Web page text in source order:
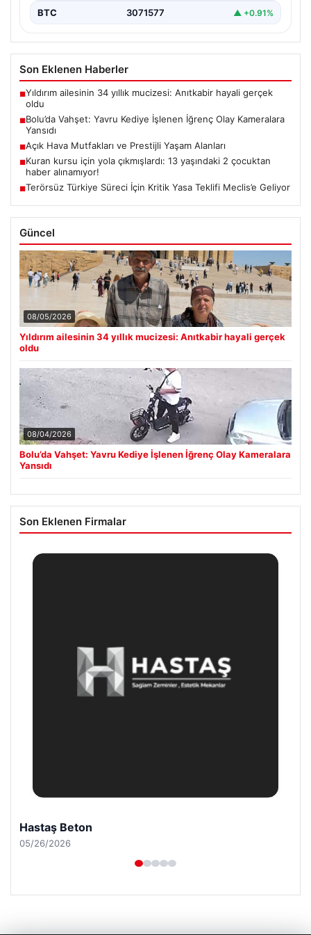
BTC 3071577 ▲ +0.91%
Son Eklenen Haberler
■Yıldırım ailesinin 34 yıllık mucizesi: Anıtkabir hayali gerçek
oldu
■Bolu’da Vahşet: Yavru Kediye İşlenen İğrenç Olay Kameralara
Yansıdı
■Açık Hava Mutfakları ve Prestijli Yaşam Alanları
■Kuran kursu için yola çıkmışlardı: 13 yaşındaki 2 çocuktan
haber alınamıyor!
■Terörsüz Türkiye Süreci İçin Kritik Yasa Teklifi Meclis’e Geliyor
Güncel
08/05/2026
Yıldırım ailesinin 34 yıllık mucizesi: Anıtkabir hayali gerçek
oldu
08/04/2026
Bolu’da Vahşet: Yavru Kediye İşlenen İğrenç Olay Kameralara
Yansıdı
Son Eklenen Firmalar
Prenses Night Club
04/29/2026